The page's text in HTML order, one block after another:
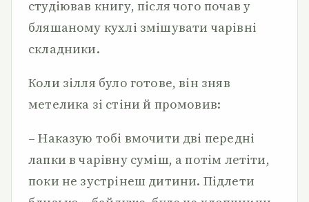
студіював книгу, після чого почав у
бляшаному кухлі змішувати чарівні
складники.
Коли зілля було готове, він зняв
метелика зі стіни й промовив:
– Наказую тобі вмочити дві передні
лапки в чарівну суміш, а потім летіти,
поки не зустрінеш дитини. Підлети